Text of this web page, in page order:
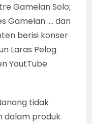
Gamelan Solo;
Gamelan …. dan
berisi konser
Laras Pelog
YoutTube
tidak
dalam produk